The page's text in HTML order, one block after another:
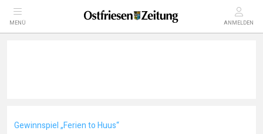
MENÜ ANMELDEN
Gewinnspiel „Ferien to Huus“